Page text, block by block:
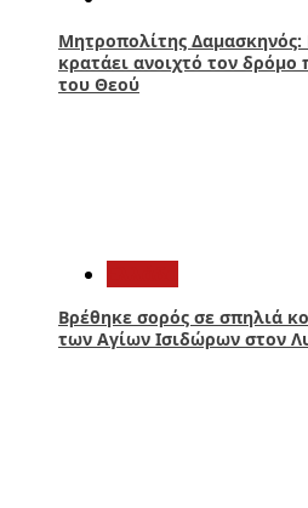
Μητροπολίτης Δαμασκηνός:
κρατάει ανοιχτό τον δρόμο
του Θεού
Βρέθηκε σορός σε σπηλιά
των Αγίων Ισιδώρων στον